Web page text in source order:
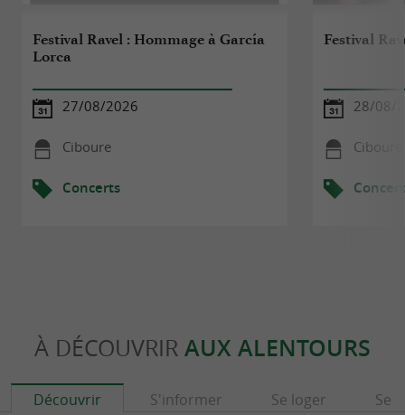
Festival Ravel : Hommage à García
Lorca
27/08/2026
Ciboure
Concerts
Festival
28/08/
Ciboure
À DÉCOUVRIR AUX ALENTOURS
Découvrir S'informer Se loger Se